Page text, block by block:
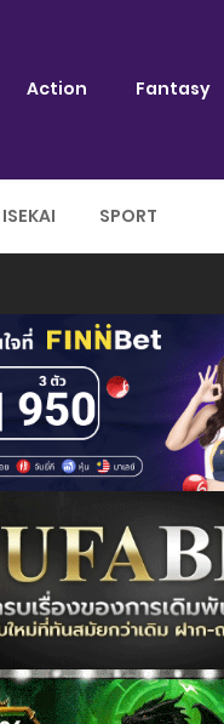
Action Fantasy
ISEKAI SPORT